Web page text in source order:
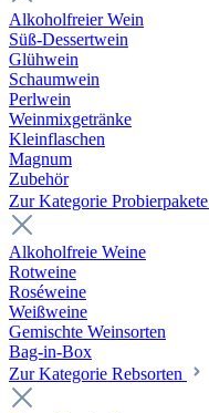
Alkoholfreier Wein
Süß-Dessertwein
Glühwein
Schaumwein
Perlwein
Weinmixgetränke
Kleinflaschen
Magnum
Zubehör
Zur Kategorie Probierpakete
Alkoholfreie Weine
Rotweine
Roséweine
Weißweine
Gemischte Weinsorten
Bag-in-Box
Zur Kategorie Rebsorten